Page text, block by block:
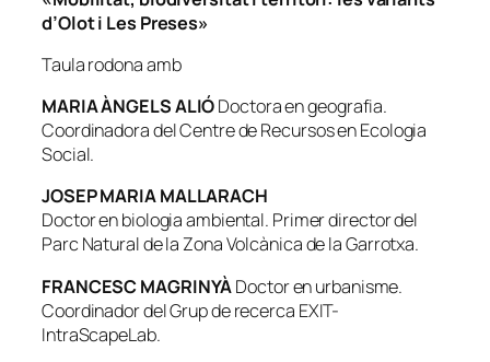
d’Olot i Les Preses»
Taula rodona amb
MARIA ÀNGELS ALIÓDoctora en geografia.
Coordinadora del Centre de Recursos en Ecologia
Social.
JOSEP MARIA MALLARACH
Doctor en biologia ambiental. Primer director del
Parc Natural de la Zona Volcànica de la Garrotxa.
FRANCESC MAGRINYÀDoctor en urbanisme.
Coordinador del Grup de recerca EXIT-
IntraScapeLab.